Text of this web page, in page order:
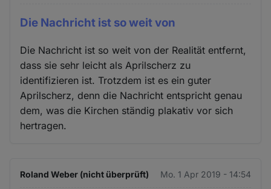
Die Nachricht ist so weit von
Die Nachricht ist so weit von der Realität entfernt,
dass sie sehr leicht als Aprilscherz zu
identifizieren ist. Trotzdem ist es ein guter
Aprilscherz, denn die Nachricht entspricht genau
dem, was die Kirchen ständig plakativ vor sich
hertragen.
Roland Weber (nicht überprüft) Mo. 1 Apr 2019 - 14:54